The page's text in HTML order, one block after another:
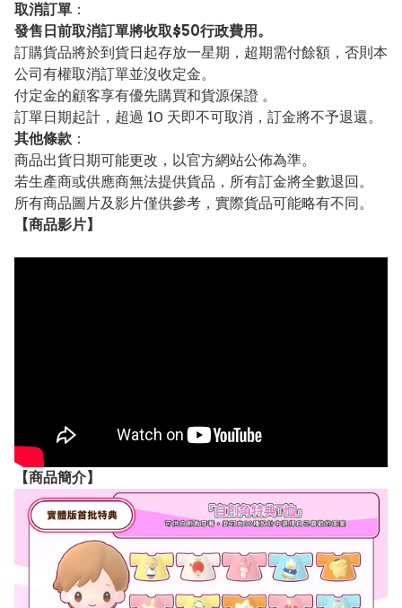
取消訂單 ：
發售日前取消訂單將收取$50行政費用。
訂購貨品將於到貨日起存放一星期，超期需付餘額，否則本
公司有權取消訂單並沒收定金。
付定金的顧客享有優先購買和貨源保證 。
訂單日期起計，超過 10 天即不可取消，訂金將不予退還。
其他條款 ：
商品出貨日期可能更改，以官方網站公佈為準。
若生產商或供應商無法提供貨品，所有訂金將全數退回。
所有商品圖片及影片僅供參考，實際貨品可能略有不同。
【商品影片】
【商品簡介】